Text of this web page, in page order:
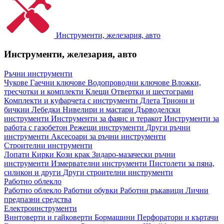
Инструменти, железария, авто
Инструменти, железария, авто
Ръчни инструменти
Чукове Гаечни ключове Водопроводни ключове Вложки,
тресчотки и комплекти Клещи Отвертки и шестограми
Комплекти и куфарчета с инструменти Длета Триони и
бичкии Лебедки Нивелири и мастари Дърводелски
инструменти Инструменти за фаянс и теракот Инструменти за
работа с газобетон Режещи инструменти Други ръчни
инструменти Аксесоари за ръчни инструменти
Строителни инструменти
Лопати Кирки Кози крак Зидаро-мазачески ръчни
инструменти Измервателни инструменти Пистолети за пяна,
силикон и други Други строителни инструменти
Работно облекло
Работно облекло Работни обувки Работни ръкавици Лични
предпазни средства
Електроинструменти
Винтоверти и гайковерти Бормашини Перфоратори и къртачи